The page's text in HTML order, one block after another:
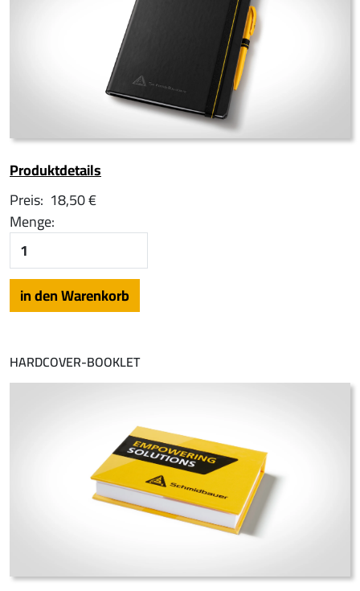
Produktdetails
Preis: 18,50 €
Menge:
HARDCOVER-BOOKLET